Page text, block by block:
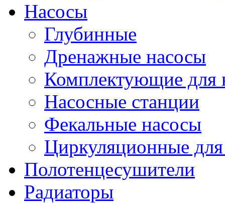
Насосы
Глубинные
Дренажные насосы
Комплектующие для
Насосные станции
Фекальные насосы
Циркуляционные для
Полотенцесушители
Радиаторы